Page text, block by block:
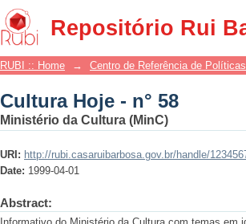
Repositório Rui
Cultura Hoje - n° 58
RUBI :: Home → Centro de Referência de
Cultura Hoje - n° 58
Ministério da Cultura (MinC)
URI: http://rubi.casaruibarbosa.gov.br/handle/
Date: 1999-04-01
Abstract: